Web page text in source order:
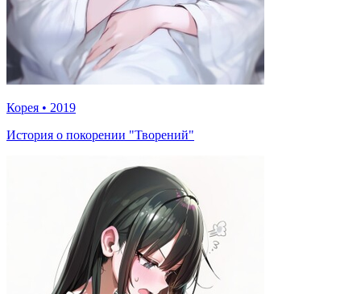
Корея • 2019
История о покорении "Творений"